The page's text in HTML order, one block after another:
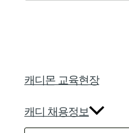
캐디몬 교육현장
캐디 채용정보